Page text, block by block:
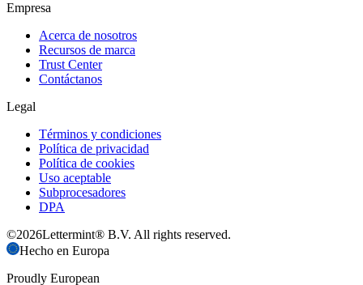
Empresa
Acerca de nosotros
Recursos de marca
Trust Center
Contáctanos
Legal
Términos y condiciones
Política de privacidad
Política de cookies
Uso aceptable
Subprocesadores
DPA
©2026Lettermint® B.V. All rights reserved.
Hecho en Europa
Proudly European